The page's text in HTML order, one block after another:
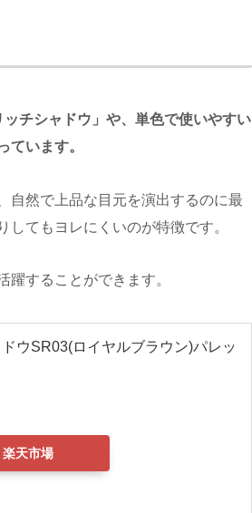
チシャドウ」や、単色で使いやすい
ています。
自然で上品な目元を演出するのに最
てもヨレにくいのが特徴です。
することができます。
ウSR03(ロイヤルブラウン)パレッ
楽天市場